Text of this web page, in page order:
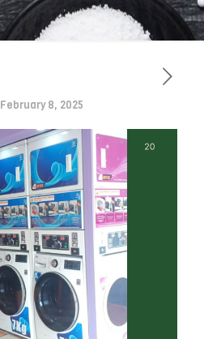
February 8, 2025